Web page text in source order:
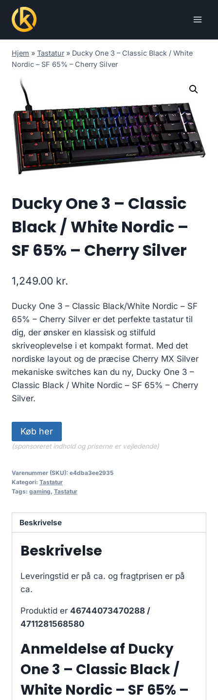
content
Hjem » Tastatur » Ducky One 3 – Classic Black / White
Nordic – SF 65% – Cherry Silver
Ducky One 3 – Classic
Black / White Nordic –
SF 65% – Cherry Silver
1,249.00 kr.
Ducky One 3 – Classic Black/White Nordic – SF
65% – Cherry Silver er det perfekte tastatur til
dig, der ønsker en klassisk og stilfuld
skriveoplevelse i et kompakt format. Med det
nordiske layout og de præcise Cherry MX Silver
mekaniske switches kan du ny, Ducky One 3 –
Classic Black / White Nordic – SF 65% – Cherry
Silver.
Køb her
(sponsoreret indhold og priserne er vejledende)
Varenummer (SKU): e4dba3ee2935
Kategori: Tastatur
Tags: gaming, Tastatur
Beskrivelse
Beskrivelse
Leveringstid er på ca. og fragtprisen er på
ca.
Produktid er 46744073470288 /
4711281568580
Anmeldelse af Ducky
One 3 – Classic Black /
White Nordic – SF 65% –